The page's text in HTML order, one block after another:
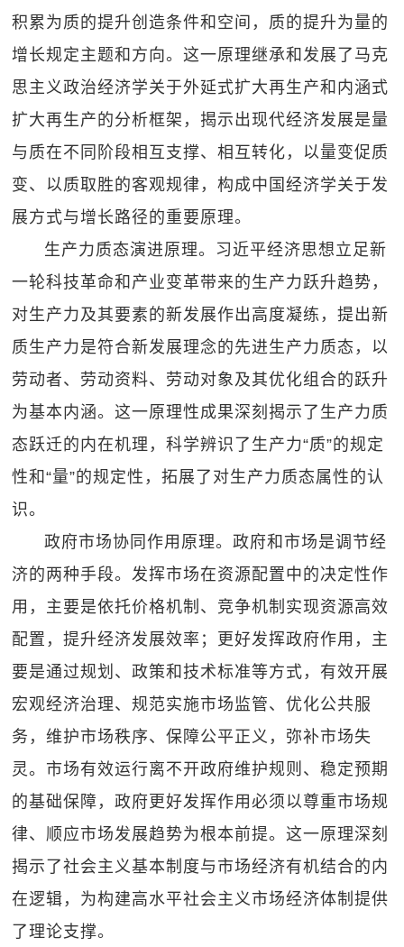
积累为质的提升创造条件和空间，质的提升为量的
增长规定主题和方向。这一原理继承和发展了马克
思主义政治经济学关于外延式扩大再生产和内涵式
扩大再生产的分析框架，揭示出现代经济发展是量
与质在不同阶段相互支撑、相互转化，以量变促质
变、以质取胜的客观规律，构成中国经济学关于发
展方式与增长路径的重要原理。
生产力质态演进原理。习近平经济思想立足新
一轮科技革命和产业变革带来的生产力跃升趋势，
对生产力及其要素的新发展作出高度凝练，提出新
质生产力是符合新发展理念的先进生产力质态，以
劳动者、劳动资料、劳动对象及其优化组合的跃升
为基本内涵。这一原理性成果深刻揭示了生产力质
态跃迁的内在机理，科学辨识了生产力“质”的规定
性和“量”的规定性，拓展了对生产力质态属性的认
识。
政府市场协同作用原理。政府和市场是调节经
济的两种手段。发挥市场在资源配置中的决定性作
用，主要是依托价格机制、竞争机制实现资源高效
配置，提升经济发展效率；更好发挥政府作用，主
要是通过规划、政策和技术标准等方式，有效开展
宏观经济治理、规范实施市场监管、优化公共服
务，维护市场秩序、保障公平正义，弥补市场失
灵。市场有效运行离不开政府维护规则、稳定预期
的基础保障，政府更好发挥作用必须以尊重市场规
律、顺应市场发展趋势为根本前提。这一原理深刻
揭示了社会主义基本制度与市场经济有机结合的内
在逻辑，为构建高水平社会主义市场经济体制提供
了理论支撑。